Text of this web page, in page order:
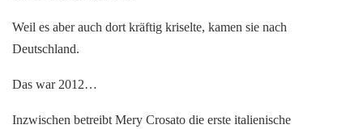
Weil es aber auch dort kräftig kriselte, kamen sie nach
Deutschland.
Das war 2012…
Inzwischen betreibt Mery Crosato die erste italienische